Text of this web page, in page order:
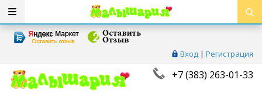
Вход | Регистрация
+7 (383) 263-01-33